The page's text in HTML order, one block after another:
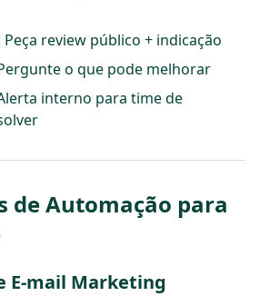
Peça review público + indicação
o que pode melhorar
interno para time de
de Automação para
E-mail Marketing